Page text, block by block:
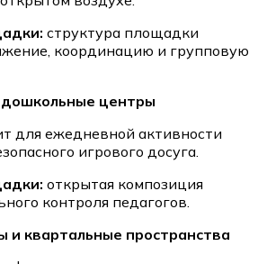
структура площадки
координацию и групповую
центры
для ежедневной активности
игрового досуга.
открытая композиция
контроля педагогов.
и квартальные пространства